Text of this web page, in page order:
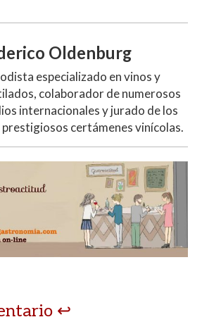
Oldenburg
especializado en vinos y
colaborador de numerosos
internacionales y jurado de los
prestigiosos certámenes vinícolas.